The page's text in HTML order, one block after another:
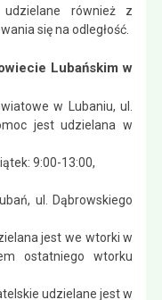
również z
się na odległość.
Lubańskim w
w Lubaniu, ul.
jest udzielana w
9:00-13:00,
ul. Dąbrowskiego
jest we wtorki w
ostatniego wtorku
udzielane jest w